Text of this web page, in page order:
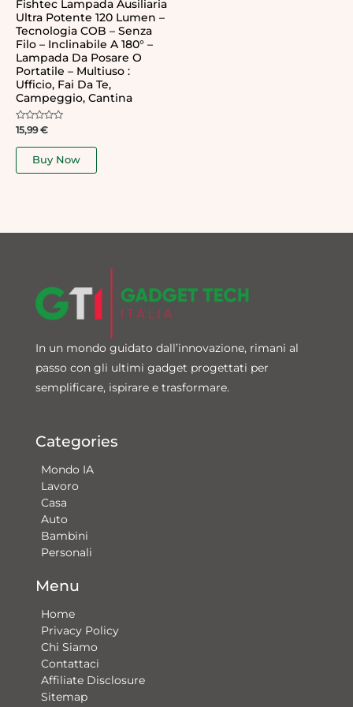
Fishtec Lampada Ausiliaria
Ultra Potente 120 Lumen –
Tecnologia COB – Senza
Filo – Inclinabile A 180° –
Lampada Da Posare O
Portatile – Multiuso :
Ufficio, Fai Da Te,
Campeggio, Cantina
Rated
out
15,99€
Buy Now
In un mondo guidato dall’innovazione, rimani al
passo con gli ultimi gadget progettati per
semplificare, ispirare e trasformare.
Categories
Mondo IA
Lavoro
Casa
Auto
Bambini
Personali
Menu
Home
Privacy Policy
Chi Siamo
Contattaci​
Affiliate Disclosure
Sitemap